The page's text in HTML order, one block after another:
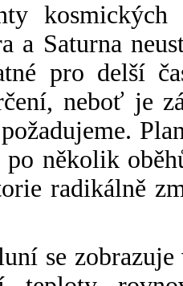
a Saturna
pro delší
neboť je
několik
radikálně
se